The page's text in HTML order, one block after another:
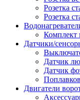
Розетка
Розетка
Комплект
Датчики/
Датчик
Датчик
Двигатели